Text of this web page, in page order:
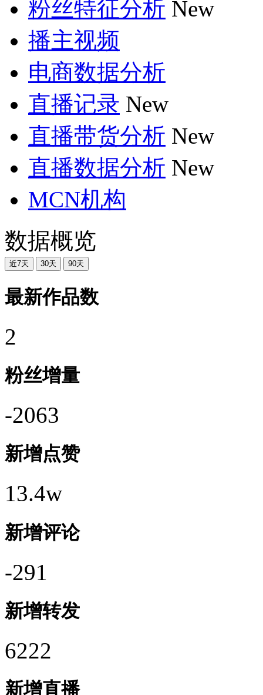
粉丝特征分析 New
播主视频
电商数据分析
直播记录 New
直播带货分析 New
直播数据分析 New
MCN机构
数据概览
近7天 30天 90天
最新作品数
2
粉丝增量
-2063
新增点赞
13.4w
新增评论
-291
新增转发
6222
新增直播